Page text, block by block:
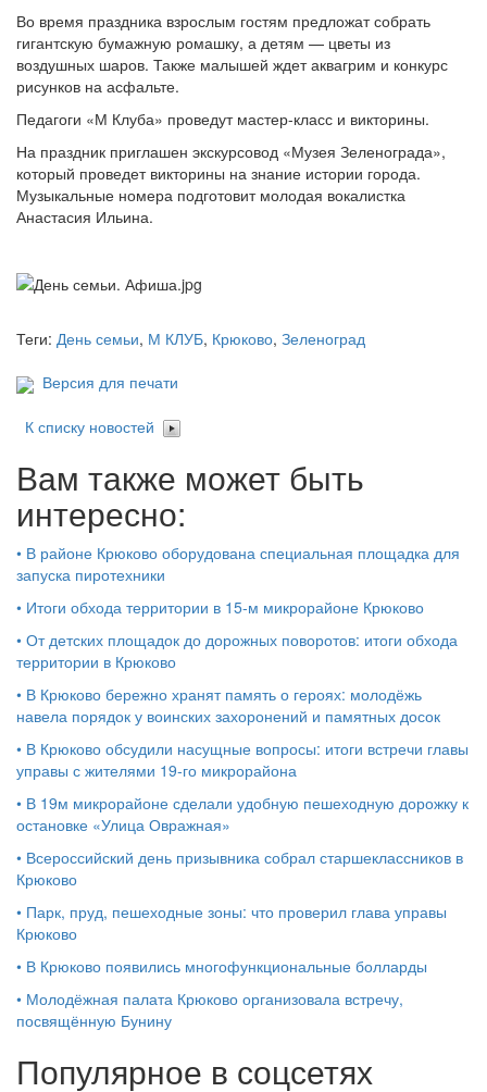
Во время праздника взрослым гостям предложат собрать
гигантскую бумажную ромашку, а детям — цветы из
воздушных шаров. Также малышей ждет аквагрим и конкурс
рисунков на асфальте.
Педагоги «М Клуба» проведут мастер-класс и викторины.
На праздник приглашен экскурсовод «Музея Зеленограда»,
который проведет викторины на знание истории города.
Музыкальные номера подготовит молодая вокалистка
Анастасия Ильина.
Теги: День семьи, М КЛУБ, Крюково, Зеленоград
Версия для печати
К списку новостей
Вам также может быть
интересно:
• В районе Крюково оборудована специальная площадка для
запуска пиротехники
• Итоги обхода территории в 15‑м микрорайоне Крюково
• От детских площадок до дорожных поворотов: итоги обхода
территории в Крюково
• В Крюково бережно хранят память о героях: молодёжь
навела порядок у воинских захоронений и памятных досок
• В Крюково обсудили насущные вопросы: итоги встречи главы
управы с жителями 19‑го микрорайона
• В 19м микрорайоне сделали удобную пешеходную дорожку к
остановке «Улица Овражная»
• Всероссийский день призывника собрал старшеклассников в
Крюково
• Парк, пруд, пешеходные зоны: что проверил глава управы
Крюково
• В Крюково появились многофункциональные болларды
• Молодёжная палата Крюково организовала встречу,
посвящённую Бунину
Популярное в соцсетях